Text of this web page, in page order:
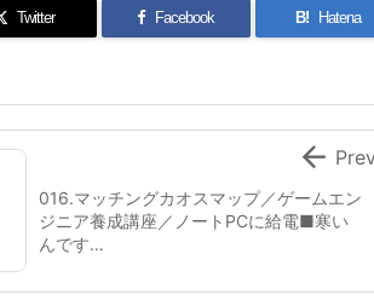
Twitter Facebook B! Hatena
016.マッチングカオスマップ／ゲームエン
ジニア養成講座／ノートPCに給電■寒い
んです…
 Prev